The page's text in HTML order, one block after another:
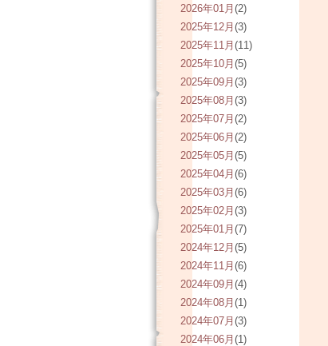
2026年01月 (2)
2025年12月 (3)
2025年11月 (11)
2025年10月 (5)
2025年09月 (3)
2025年08月 (3)
2025年07月 (2)
2025年06月 (2)
2025年05月 (5)
2025年04月 (6)
2025年03月 (6)
2025年02月 (3)
2025年01月 (7)
2024年12月 (5)
2024年11月 (6)
2024年09月 (4)
2024年08月 (1)
2024年07月 (3)
2024年06月 (1)